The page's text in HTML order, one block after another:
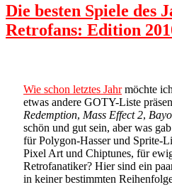
Die besten Spiele des
Retrofans: Edition
Wie schon letztes Jahrmöchte
etwas andere GOTY-Liste
Redemption, Mass Effect 2,
schön und gut sein, aber was
für Polygon-Hasser und Sprite-
Pixel Art und Chiptunes, für
Retrofanatiker? Hier sind ein
in keiner bestimmten